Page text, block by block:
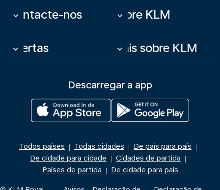
Contacte-nos
keyboard_arrow_down Sobre KLM
keyboard_arrow_down
Ofertas
keyboard_arrow_down Mais sobre KLM
keyboard_arrow_down
Descarregar a app
Todos países | Todas cidades | De país para país |
De cidade para cidade | Cidades de partida |
Países de partida | De cidade para país